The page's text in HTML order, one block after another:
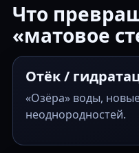
Что
«матовое
Отёк /
«Озёра» воды,
неоднородностей.